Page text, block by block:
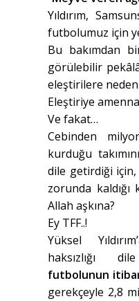
Yıldırım,
futbolumuz için
Bu bakımdan
görülebilir
eleştirilere
Eleştiriye
Ve fakat…
Cebinden
kurduğu
dile getirdiği için,
zorunda
Allah aşkına?
Ey TFF..!
Yüksel
haksızlığı
futbolunun
gerekçeyle 2,8